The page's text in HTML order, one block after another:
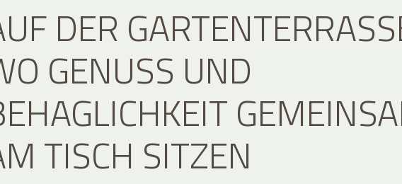
DER
GENUSS UND
TISCH SITZEN